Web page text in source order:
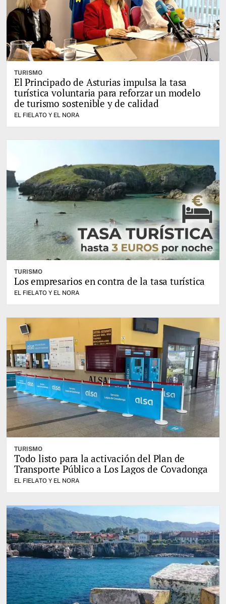
TURISMO
El Principado de Asturias impulsa la tasa
turística voluntaria para reforzar un modelo
de turismo sostenible y de calidad
EL FIELATO Y EL NORA
TURISMO
Los empresarios en contra de la tasa turística
EL FIELATO Y EL NORA
TURISMO
Todo listo para la activación del Plan de
Transporte Público a Los Lagos de Covadonga
EL FIELATO Y EL NORA